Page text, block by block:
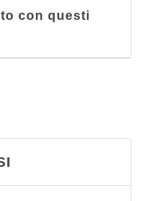
con questi